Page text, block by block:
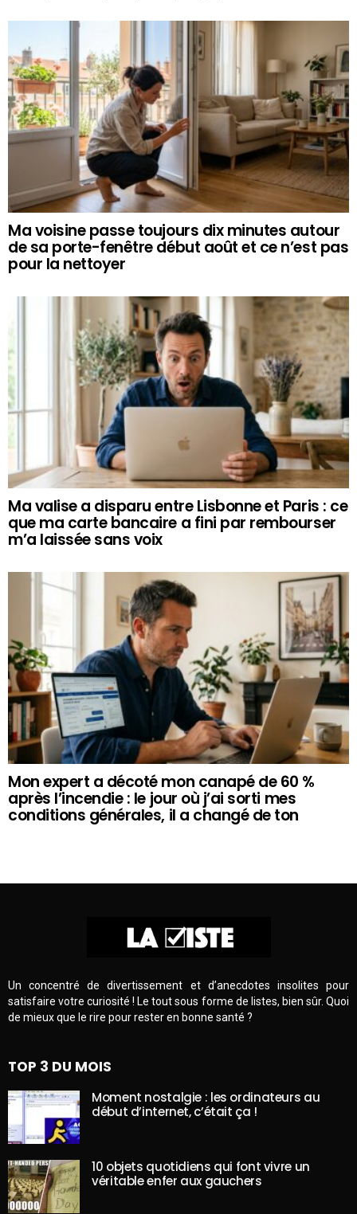
Ma voisine passe toujours dix minutes autour
de sa porte-fenêtre début août et ce n’est pas
pour la nettoyer
Ma valise a disparu entre Lisbonne et Paris : ce
que ma carte bancaire a fini par rembourser
m’a laissée sans voix
Mon expert a décoté mon canapé de 60 %
après l’incendie : le jour où j’ai sorti mes
conditions générales, il a changé de ton
Un concentré de divertissement et d’anecdotes insolites pour
satisfaire votre curiosité ! Le tout sous forme de listes, bien sûr. Quoi
de mieux que le rire pour rester en bonne santé ?
TOP 3 DU MOIS
Moment nostalgie : les ordinateurs au
début d’internet, c’était ça !
10 objets quotidiens qui font vivre un
véritable enfer aux gauchers